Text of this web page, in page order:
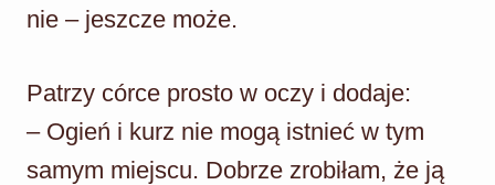
nie – jeszcze może.
Patrzy córce prosto w oczy i dodaje:
– Ogień i kurz nie mogą istnieć w tym
samym miejscu. Dobrze zrobiłam, że ją